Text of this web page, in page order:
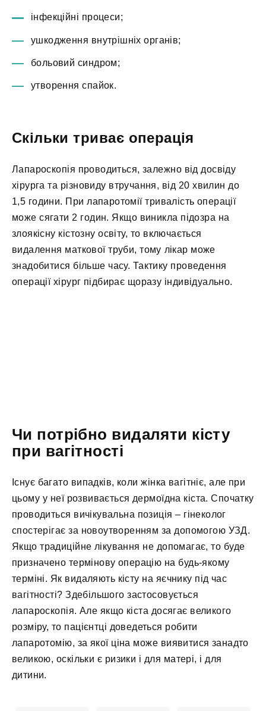
інфекційні процеси;
ушкодження внутрішніх органів;
больовий синдром;
утворення спайок.
Скільки триває операція
Лапароскопія проводиться, залежно від досвіду
хірурга та різновиду втручання, від 20 хвилин до
1,5 години. При лапаротомії тривалість операції
може сягати 2 годин. Якщо виникла підозра на
злоякісну кістозну освіту, то включається
видалення маткової труби, тому лікар може
знадобитися більше часу. Тактику проведення
операції хірург підбирає щоразу індивідуально.
Чи потрібно видаляти кісту
при вагітності
Існує багато випадків, коли жінка вагітніє, але при
цьому у неї розвивається дермоїдна кіста. Спочатку
проводиться вичікувальна позиція – гінеколог
спостерігає за новоутворенням за допомогою УЗД.
Якщо традиційне лікування не допомагає, то буде
призначено термінову операцію на будь-якому
терміні. Як видаляють кісту на яєчнику під час
вагітності? Здебільшого застосовується
лапароскопія. Але якщо кіста досягає великого
розміру, то пацієнтці доведеться робити
лапаротомію, за якої ціна може виявитися занадто
великою, оскільки є ризики і для матері, і для
дитини.